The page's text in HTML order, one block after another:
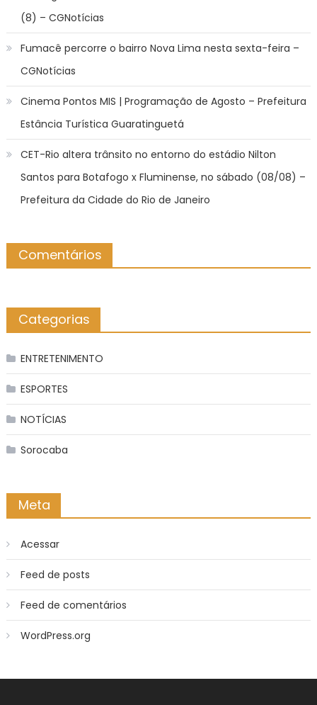
(8) – CGNotícias
Fumacê percorre o bairro Nova Lima nesta sexta-feira –
CGNotícias
Cinema Pontos MIS | Programação de Agosto – Prefeitura
Estância Turística Guaratinguetá
CET-Rio altera trânsito no entorno do estádio Nilton
Santos para Botafogo x Fluminense, no sábado (08/08) –
Prefeitura da Cidade do Rio de Janeiro
Comentários
Categorias
ENTRETENIMENTO
ESPORTES
NOTÍCIAS
Sorocaba
Meta
Acessar
Feed de posts
Feed de comentários
WordPress.org